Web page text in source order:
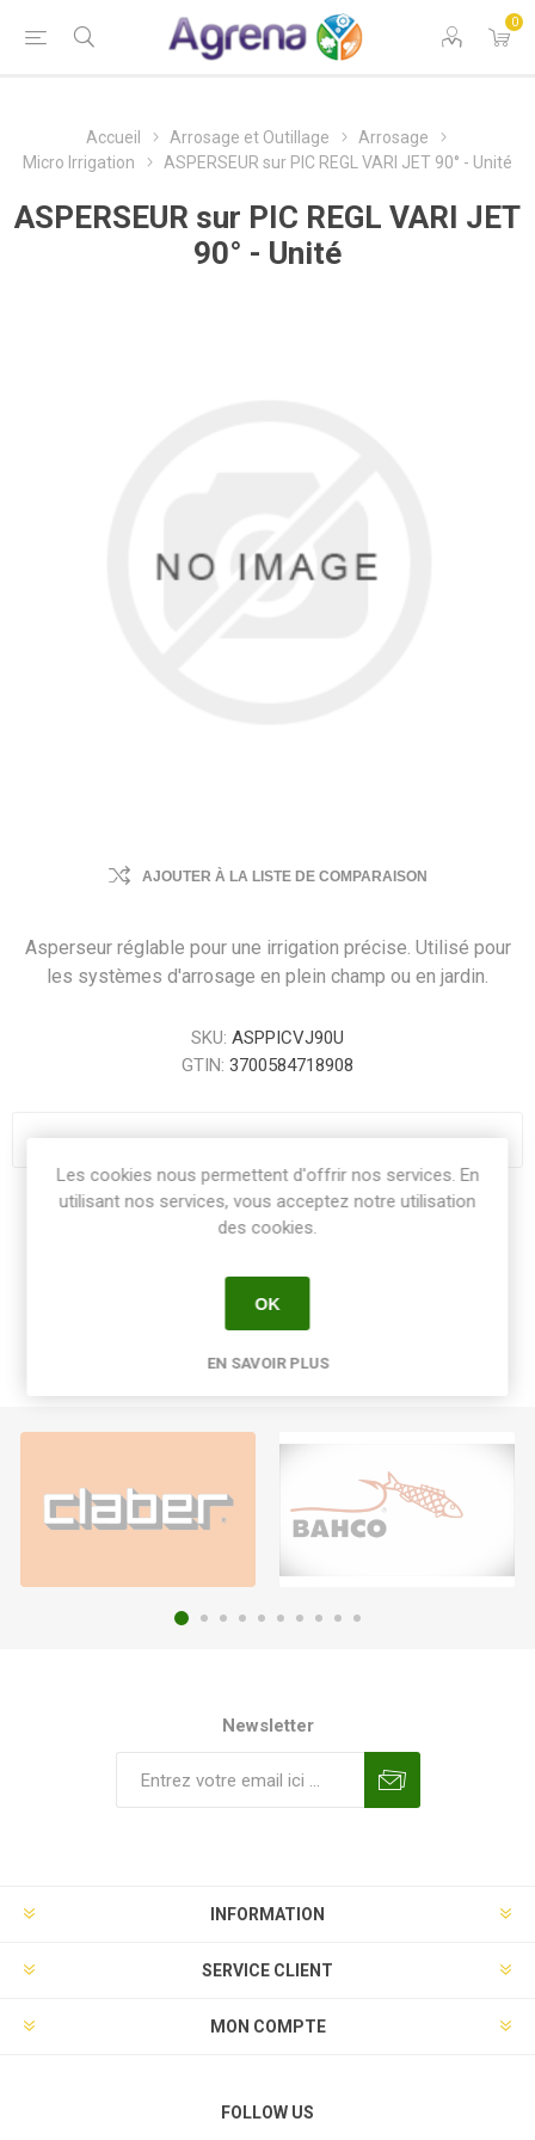
0
Accueil Arrosage et Outillage
Arrosage
Micro Irrigation
ASPERSEUR sur PIC REGL VARI JET 90° - Unité
ASPERSEUR sur PIC REGL VARI JET
90° - Unité
AJOUTER À LA LISTE DE COMPARAISON
Asperseur réglable pour une irrigation précise. Utilisé pour
les systèmes d'arrosage en plein champ ou en jardin.
SKU: ASPPICVJ90U
GTIN: 3700584718908
Share:
Newsletter
INFORMATION
SERVICE CLIENT
MON COMPTE
FOLLOW US
Les cookies nous permettent d'offrir nos services. En
utilisant nos services, vous acceptez notre utilisation
des cookies.
OK
EN SAVOIR PLUS